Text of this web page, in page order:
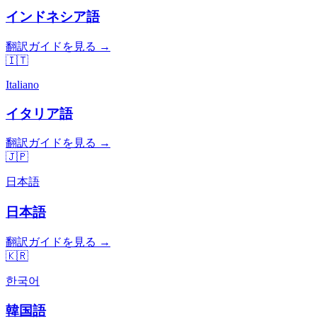
インドネシア語
翻訳ガイドを見る →
🇮🇹
Italiano
イタリア語
翻訳ガイドを見る →
🇯🇵
日本語
日本語
翻訳ガイドを見る →
🇰🇷
한국어
韓国語